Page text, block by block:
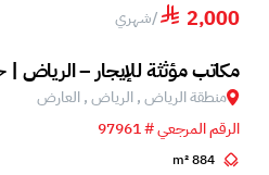
2,000
/شهري
مكاتب مؤثثة للإيجار – الرياض
منطقة الرياض , الرياض , العارض
الرقم المرجعي # 97961
884 m²